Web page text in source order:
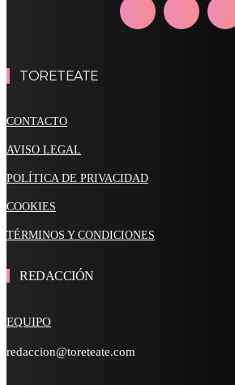
TORETEATE
CONTACTO
AVISO LEGAL
POLÍTICA DE PRIVACIDAD
COOKIES
TÉRMINOS Y CONDICIONES
REDACCIÓN
EQUIPO
redaccion@toreteate.com